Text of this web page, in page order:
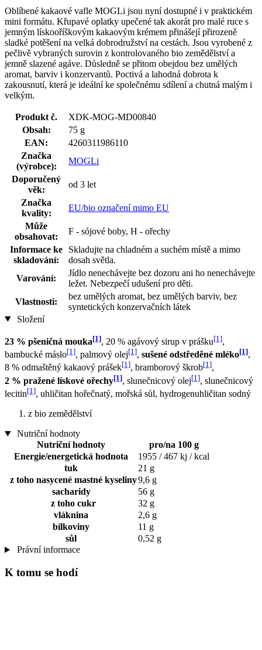
Oblíbené kakaové vafle MOGLi jsou nyní dostupné i v praktickém
mini formátu. Křupavé oplatky upečené tak akorát pro malé ruce s
jemným lískooříškovým kakaovým krémem přinášejí přirozeně
sladké potěšení na velká dobrodružství na cestách. Jsou vyrobené z
pečlivě vybraných surovin z kontrolovaného bio zemědělství a
jemně slazené agáve. Důsledně se přitom obejdou bez umělých
aromat, barviv i konzervantů. Poctivá a lahodná dobrota k
zakousnutí, která je ideální ke společnému sdílení a chutná malým i
velkým.
Produkt č.
XDK-MOG-MD00840
Obsah:
75 g
EAN:
4260311986110
Značka
(výrobce):
MOGLi
Doporučený
věk:
od 3 let
Značka
kvality:
EU/bio označení mimo EU
Může
obsahovat:
F - sójové boby, H - ořechy
Informace ke
skladování:
Skladujte na chladném a suchém místě a mimo
dosah světla.
Varování:
Jídlo nenechávejte bez dozoru ani ho nenechávejte
ležet. Nebezpečí udušení pro děti.
Vlastnosti:
bez umělých aromat, bez umělých barviv, bez
syntetických konzervačních látek
Složení
23 % pšeničná mouka[1], 20 % agávový sirup v prášku[1],
bambucké máslo[1], palmový olej[1], sušené odstředěné mléko[1],
8 % odmaštěný kakaový prášek[1], bramborový škrob[1],
2 % pražené lískové ořechy[1], slunečnicový olej[1], slunečnicový
lecitin[1], uhličitan hořečnatý, mořská sůl, hydrogenuhličitan sodný
z bio zemědělství
Nutriční hodnoty
Nutriční hodnoty
pro/na 100 g
Energie/energetická hodnota
1955 / 467 kj / kcal
tuk
21 g
z toho nasycené mastné kyseliny9,6 g
sacharidy
56 g
z toho cukr
32 g
vláknina
2,6 g
bílkoviny
11 g
sůl
0,52 g
Právní informace
K tomu se hodí